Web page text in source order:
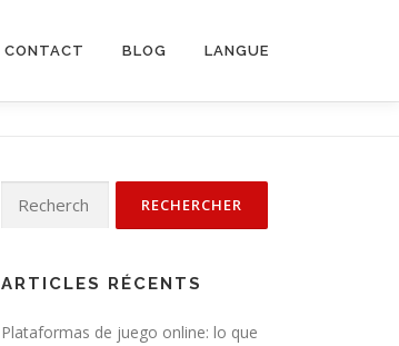
CONTACT BLOG LANGUE
ARTICLES RÉCENTS
Plataformas de juego online: lo que